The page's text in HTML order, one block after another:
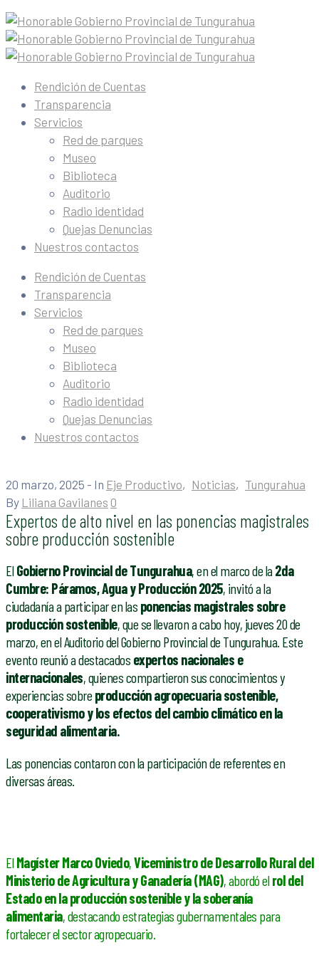
Rendición de Cuentas
Transparencia
Servicios
Red de parques
Museo
Biblioteca
Auditorio
Radio identidad
Quejas Denuncias
Nuestros contactos
Rendición de Cuentas
Transparencia
Servicios
Red de parques
Museo
Biblioteca
Auditorio
Radio identidad
Quejas Denuncias
Nuestros contactos
20 marzo, 2025 - In Eje Productivo‚ Noticias‚ Tungurahua
By Liliana Gavilanes 0
Expertos de alto nivel en las ponencias magistrales
sobre producción sostenible
ElGobierno Provincial de Tungurahua, en el marco de la2da
Cumbre: Páramos, Agua y Producción 2025, invitó a la
ciudadanía a participar en las ponencias magistrales sobre
producción sostenible, que se llevaron a cabo hoy, jueves 20 de
marzo, en el Auditorio del Gobierno Provincial de Tungurahua. Este
evento reunió a destacados expertos nacionales e
internacionales, quienes compartieron sus conocimientos y
experiencias sobreproducción agropecuaria sostenible,
cooperativismo y los efectos del cambio climático en la
seguridad alimentaria.
Las ponencias contaron con la participación de referentes en
diversas áreas.
ElMagíster Marco Oviedo,Viceministro de Desarrollo Rural del
Ministerio de Agricultura y Ganadería (MAG), abordó elrol del
Estado en la producción sostenible y la soberanía
alimentaria, destacando estrategias gubernamentales para
fortalecer el sector agropecuario.